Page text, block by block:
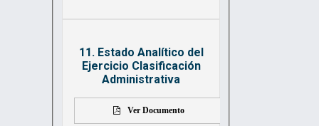
11. Estado Analítico del
Ejercicio Clasificación
Administrativa
Ver Documento